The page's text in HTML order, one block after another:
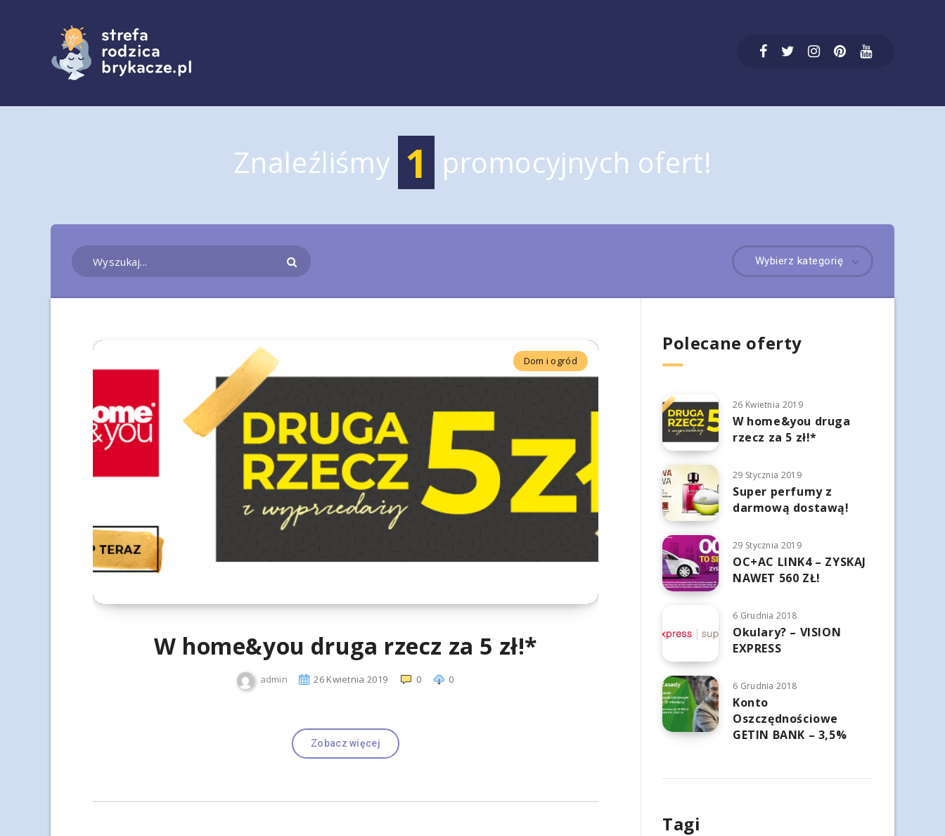
Znaleźliśmy 1 promocyjnych ofert!
Wybierz kategorię
Dom i ogród
W home&you druga rzecz za 5 zł!*
admin 26 Kwietnia 2019 0 0
Zobacz więcej
Polecane oferty
26 Kwietnia 2019
W home&you druga
rzecz za 5 zł!*
29 Stycznia 2019
Super perfumy z
darmową dostawą!
29 Stycznia 2019
OC+AC LINK4 – ZYSKAJ
NAWET 560 ZŁ!
6 Grudnia 2018
Okulary? – VISION
EXPRESS
6 Grudnia 2018
Konto
Oszczędnościowe
GETIN BANK – 3,5%
Tagi